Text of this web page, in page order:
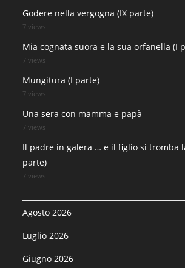
Godere nella vergogna (IX parte)
7 views
Mia cognata suora e la sua orfanella (I
7 views
Mungitura (I parte)
7 views
Una sera con mamma e papà
7 views
Il padre in galera … e il figlio si tromba
parte)
7 views
Agosto 2026
Luglio 2026
Giugno 2026